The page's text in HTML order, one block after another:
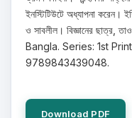
ইনস্টিটিউটে অধ্যাপনা করেন।
ও সাবলীল। বিজ্ঞানের
Bangla. Series: 1st
9789843439048.
Download PDF